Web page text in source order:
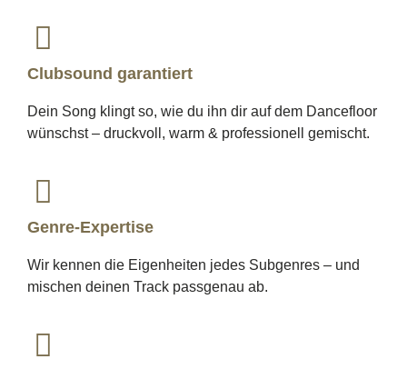
Clubsound garantiert
Dein Song klingt so, wie du ihn dir auf dem Dancefloor
wünschst – druckvoll, warm & professionell gemischt.
Genre-Expertise
Wir kennen die Eigenheiten jedes Subgenres – und
mischen deinen Track passgenau ab.